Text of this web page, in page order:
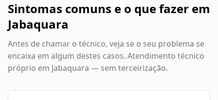
Sintomas comuns e o que fazer em
Jabaquara
Antes de chamar o técnico, veja se o seu problema se
encaixa em algum destes casos. Atendimento técnico
próprio em Jabaquara — sem terceirização.